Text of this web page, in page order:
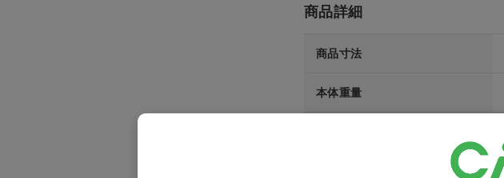
商品詳細
商品寸法
本体重量